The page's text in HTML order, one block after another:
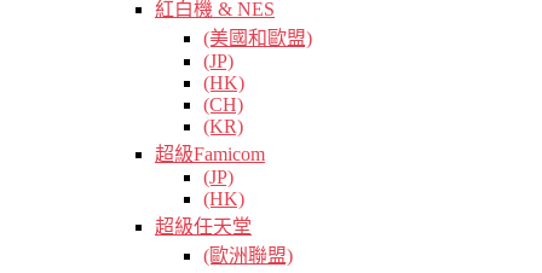
紅白機 & NES
(美國和歐盟)
(JP)
(HK)
(CH)
(KR)
超級Famicom
(JP)
(HK)
超級任天堂
(歐洲聯盟)